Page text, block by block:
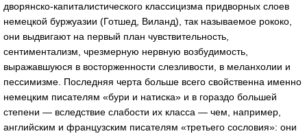
дворянско-капиталистического классицизма придворных слоев
немецкой буржуазии (Готшед, Виланд), так называемое рококо,
они выдвигают на первый план чувствительность,
сентиментализм, чрезмерную нервную возбудимость,
выражавшуюся в восторженности слезливости, в меланхолии и
пессимизме. Последняя черта больше всего свойственна именно
немецким писателям «бури и натиска» и в гораздо большей
степени — вследствие слабости их класса — чем, например,
английским и французским писателям «третьего сословия»: они